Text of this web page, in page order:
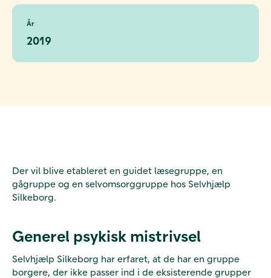
År
2019
Der vil blive etableret en guidet læsegruppe, en
gågruppe og en selvomsorggruppe hos Selvhjælp
Silkeborg.
Generel psykisk mistrivsel
Selvhjælp Silkeborg har erfaret, at de har en gruppe
borgere, der ikke passer ind i de eksisterende grupper